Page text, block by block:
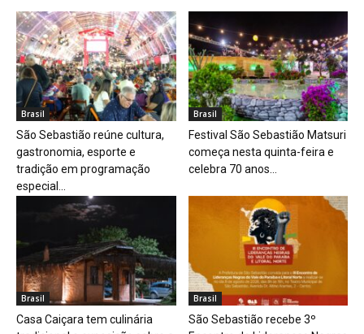
Brasil
São Sebastião reúne cultura,
gastronomia, esporte e
tradição em programação
especial...
Brasil
Festival São Sebastião Matsuri
começa nesta quinta-feira e
celebra 70 anos...
Brasil
Casa Caiçara tem culinária
Brasil
São Sebastião recebe 3º